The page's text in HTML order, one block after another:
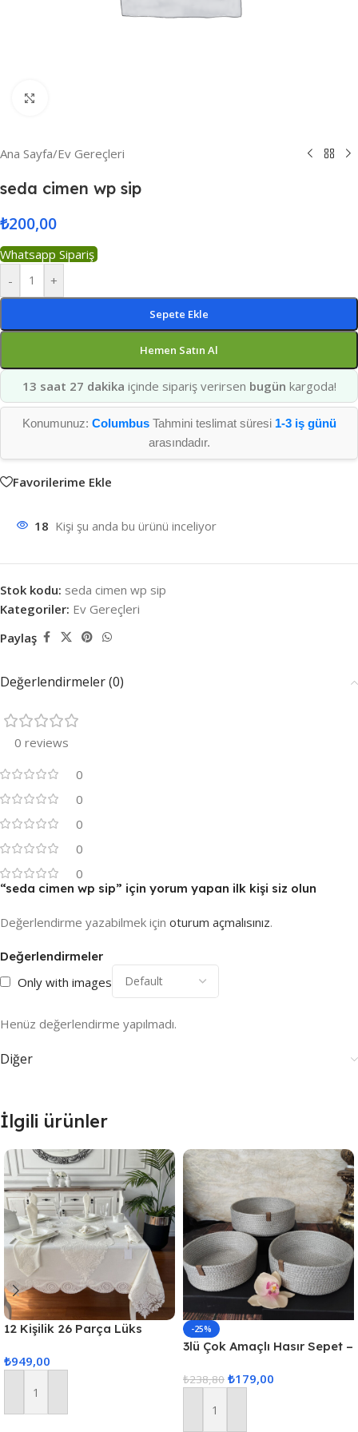
Ana Sayfa/Ev Gereçleri
seda cimen wp sip
₺200,00
Whatsapp Sipariş
-
+
Sepete Ekle
Hemen Satın Al
13 saat 27 dakika içinde sipariş verirsen bugün kargoda!
Konumunuz: ColumbusTahmini teslimat süresi 1-3 iş günü
arasındadır.
Favorilerime Ekle
18 Kişi şu anda bu ürünü inceliyor
Stok kodu: seda cimen wp sip
Kategoriler: Ev Gereçleri
Paylaş
Değerlendirmeler (0)
0 reviews
0
0
0
0
0
Değerlendirmeler
Only with images
Henüz değerlendirme yapılmadı.
“seda cimen wp sip” için yorum yapan ilk kişi siz olun
Değerlendirme yazabilmek için oturum açmalısınız.
Diğer
İlgili ürünler
12 Kişilik 26 Parça Lüks
Masa Örtüsü Seti
₺949,00
Sepete Ekle
-25%
3lü Çok Amaçlı Hasır Sepet –
₺238,80 ₺179,00
Sepete Ekle